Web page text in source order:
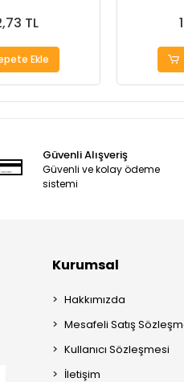
TL
Ekle
Güvenli Alışveriş
Güvenli ve kolay ödeme
sistemi
Kurumsal
Hakkımızda
Mesafeli Satış
Kullanıcı Sözleşmesi
İletişim